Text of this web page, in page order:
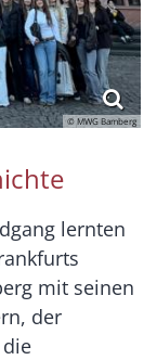
© MWG Bamberg
lernten
mit seinen
der